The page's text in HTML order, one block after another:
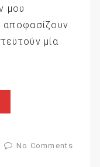
μου
αποφασίζουν
μία
No Comments